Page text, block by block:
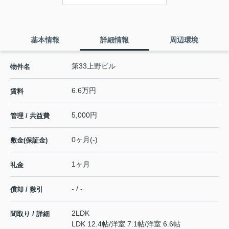
基本情報 詳細情報 周辺環境
物件名 第33上野ビル
賃料 6.6万円
管理 / 共益費 5,000円
敷金(保証金) 0ヶ月(-)
礼金 1ヶ月
償却 / 敷引 - / -
間取り / 詳細
2LDK
LDK 12.4帖/洋室 7.1帖/洋室 6.6帖